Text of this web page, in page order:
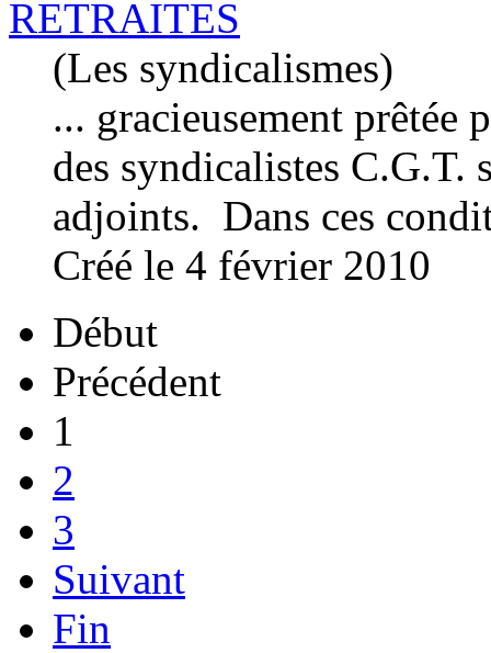
RETRAITES
(Les syndicalismes)
... gracieusement
des syndicalistes C.G.T.
adjoints. Dans ces
Créé le 4 février 2010
Début
Précédent
1
2
3
Suivant
Fin